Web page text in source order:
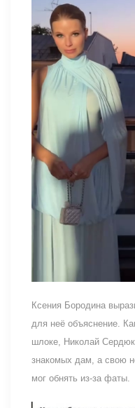
Ксения Бородина
для неё объяснение.
шлоке, Николай
знакомых дам, а свою
мог обнять из-за фаты.